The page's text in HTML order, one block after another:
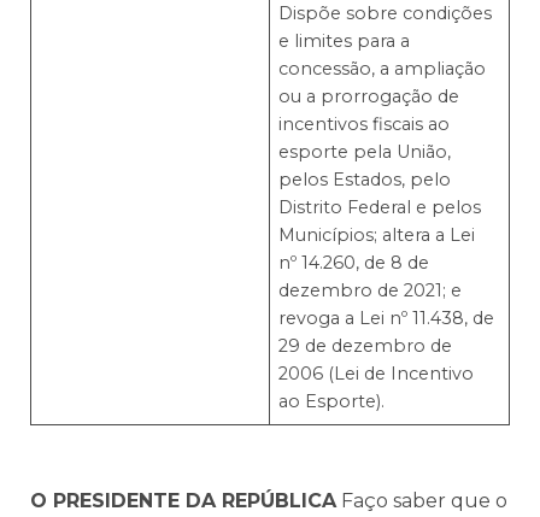
Dispõe sobre condições
e limites para a
concessão, a ampliação
ou a prorrogação de
incentivos fiscais ao
esporte pela União,
pelos Estados, pelo
Distrito Federal e pelos
Municípios; altera a Lei
nº 14.260, de 8 de
dezembro de 2021; e
revoga a Lei nº 11.438, de
29 de dezembro de
2006 (Lei de Incentivo
ao Esporte).
O PRESIDENTE DA REPÚBLICA Faço saber que o